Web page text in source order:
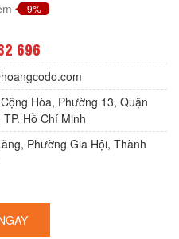
9%
696
Hòa, Phường 13, Quận
TP. Hồ Chí Minh
Phường Gia Hội, Thành